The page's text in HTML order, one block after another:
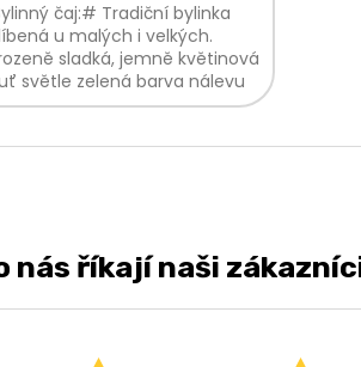
čaj:# Tradiční bylinka
u malých i velkých.
sladká, jemně květinová
světle zelená barva nálevu
květinová vůně V balení
nás říkají naši